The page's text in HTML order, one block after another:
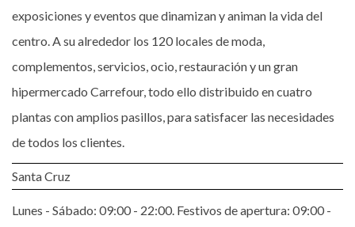
exposiciones y eventos que dinamizan y animan la vida del
centro. A su alrededor los 120 locales de moda,
complementos, servicios, ocio, restauración y un gran
hipermercado Carrefour, todo ello distribuido en cuatro
plantas con amplios pasillos, para satisfacer las necesidades
de todos los clientes.
Santa Cruz
Lunes - Sábado: 09:00 - 22:00. Festivos de apertura: 09:00 -